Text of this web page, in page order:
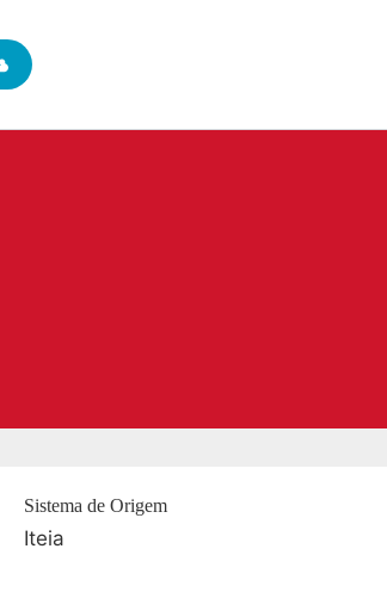
Sistema de Origem
Iteia